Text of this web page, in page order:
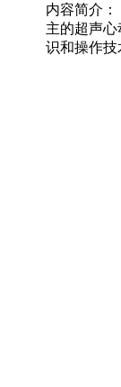
内容简介
主的超声
识和操作技